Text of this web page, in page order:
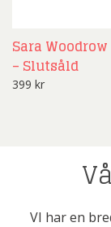
Sara
– Slutsåld
399 kr
VI har en